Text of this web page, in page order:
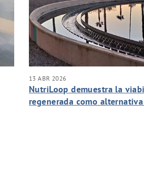
13 ABR 2026
NutriLoop demuestra la
regenerada como